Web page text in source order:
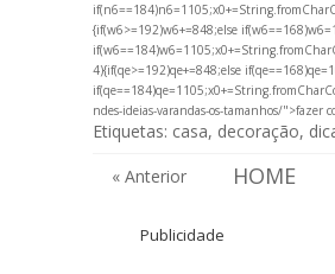
{if(w6>=192)w6+=848;else
4){if(qe>=192)qe+=848;else
ndes-ideias-varandas-os-tamanhos/">fazer
Etiquetas: casa, decoração,
« Anterior
HOME
Publicidade